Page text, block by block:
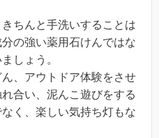
ちんと手洗いすることは
の強い薬用石けんではな
しょう。
、アウトドア体験をさせ
合い、泥んこ遊びをする
く、楽しい気持ち灯もな